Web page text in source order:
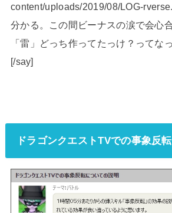
content/uploads/2019/08/LOG-
分かる。この間ビーナスの涙で会心
「雷」どっち作ってたっけ？ってな
[/say]
ドラゴンクエストTVでの事象反